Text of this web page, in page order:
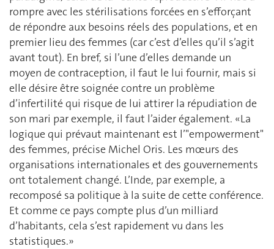
rompre avec les stérilisations forcées en s’efforçant
de répondre aux besoins réels des populations, et en
premier lieu des femmes (car c’est d’elles qu’il s’agit
avant tout). En bref, si l’une d’elles demande un
moyen de contraception, il faut le lui fournir, mais si
elle désire être soignée contre un problème
d’infertilité qui risque de lui attirer la répudiation de
son mari par exemple, il faut l’aider également. «La
logique qui prévaut maintenant est l’"empowerment"
des femmes, précise Michel Oris. Les mœurs des
organisations internationales et des gouvernements
ont totalement changé. L’Inde, par exemple, a
recomposé sa politique à la suite de cette conférence.
Et comme ce pays compte plus d’un milliard
d’habitants, cela s’est rapidement vu dans les
statistiques.»